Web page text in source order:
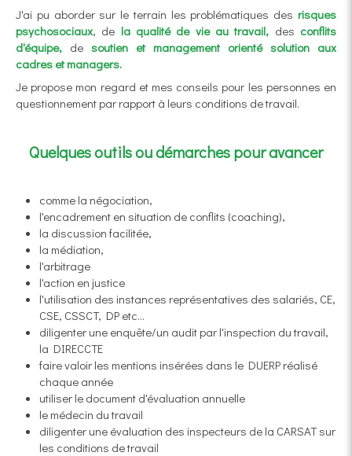
J'ai pu aborder sur le terrain les problématiques des risques
psychosociaux, de la qualité de vie au travail, des conflits
d'équipe, de soutien et management orienté solution aux
cadres et managers.
Je propose mon regard et mes conseils pour les personnes en
questionnement par rapport à leurs conditions de travail.
Quelques outils ou démarches pour avancer
comme la négociation,
l'encadrement en situation de conflits (coaching),
la discussion facilitée,
la médiation,
l'arbitrage
l'action en justice
l'utilisation des instances représentatives des salariés, CE,
CSE, CSSCT, DP etc...
diligenter une enquête/un audit par l'inspection du travail,
la DIRECCTE
faire valoir les mentions insérées dans le DUERP réalisé
chaque année
utiliser le document d'évaluation annuelle
le médecin du travail
diligenter une évaluation des inspecteurs de la CARSAT sur
les conditions de travail